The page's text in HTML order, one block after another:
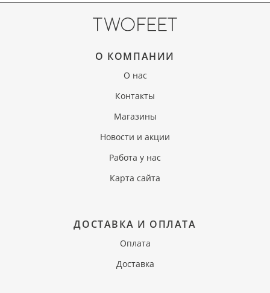
О КОМПАНИИ
О нас
Контакты
Магазины
Новости и акции
Работа у нас
Карта сайта
ДОСТАВКА И ОПЛАТА
Оплата
Доставка